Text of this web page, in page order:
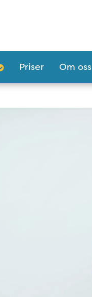
Priser Om oss